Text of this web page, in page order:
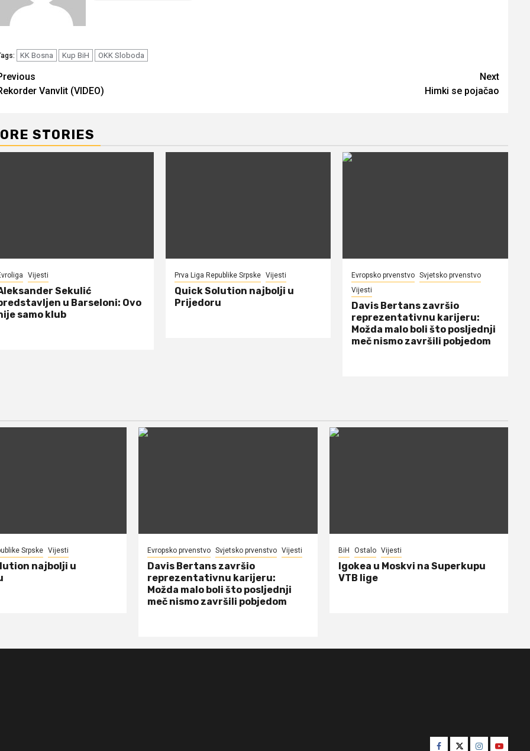
KK Bosna Kup BiH OKK Sloboda
Vanvlit (VIDEO)
Next
Himki se pojačao
STORIES
Vijesti
Sekulić
u Barseloni: Ovo
samo klub
Prva Liga Republike Srpske Vijesti
Quick Solution najbolji u
Prijedoru
Evropsko prvenstvo Svjetsko prvenstvo
Vijesti
Davis Bertans završio
reprezentativnu karijeru:
Možda malo boli što posljednji
meč nismo završili pobjedom
Srpske Vijesti
najbolji u
Evropsko prvenstvo Svjetsko prvenstvo Vijesti
Davis Bertans završio
reprezentativnu karijeru:
Možda malo boli što posljednji
meč nismo završili pobjedom
BiH Ostalo Vijesti
Igokea u Moskvi na Superkupu
VTB lige
Facebook
TwitterInstagram
Youtube